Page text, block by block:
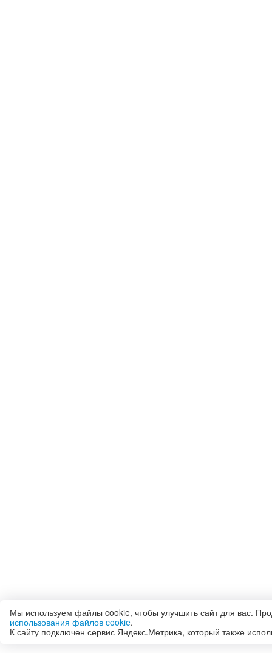
Мы используем файлы cookie, чтобы улучшить сайт для вас.
использования файлов cookie.
К сайту подключен сервис Яндекс.Метрика, который также